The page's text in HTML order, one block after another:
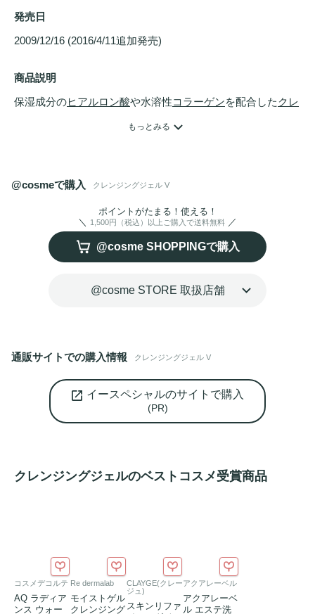
発売日
2009/12/16 (2016/4/11追加発売)
商品説明
保湿成分のヒアルロン酸や水溶性コラーゲンを配合した クレ
※2016年4月11日「
クレンジングジェル
V」に名称変更となりました。
2016年4月11日 パッケージ&サイズをリニューアルして登場
もっとみる
@cosmeで購入 クレンジングジェル V
ポイントがたまる！使える！
1,500円（税込）以上ご購入で送料無料
@cosme SHOPPINGで購入
@cosme STORE 取扱店舗
通販サイトでの購入情報 クレンジングジェル V
イースペシャルのサイトで購入
(PR)
クレンジングジェルのベストコスメ受賞商品
コスメデコルテ
AQ ラディア
ンス ウォー
Re dermalab
モイストゲル
クレンジング
CLAYGE(クレー
ジュ)
スキンリファ
アクアレーベル
アクアレーベ
ル エステ洗